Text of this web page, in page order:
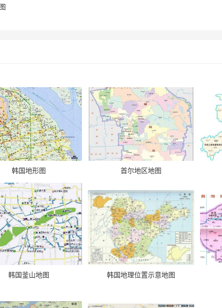
韩国地形图 首尔地区地图
韩国釜山地图 韩国地理位置示意地图